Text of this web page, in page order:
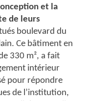
et la
de leurs
boulevard du
Ce bâtiment en
330 m², a fait
intérieur
pour répondre
de l’institution,